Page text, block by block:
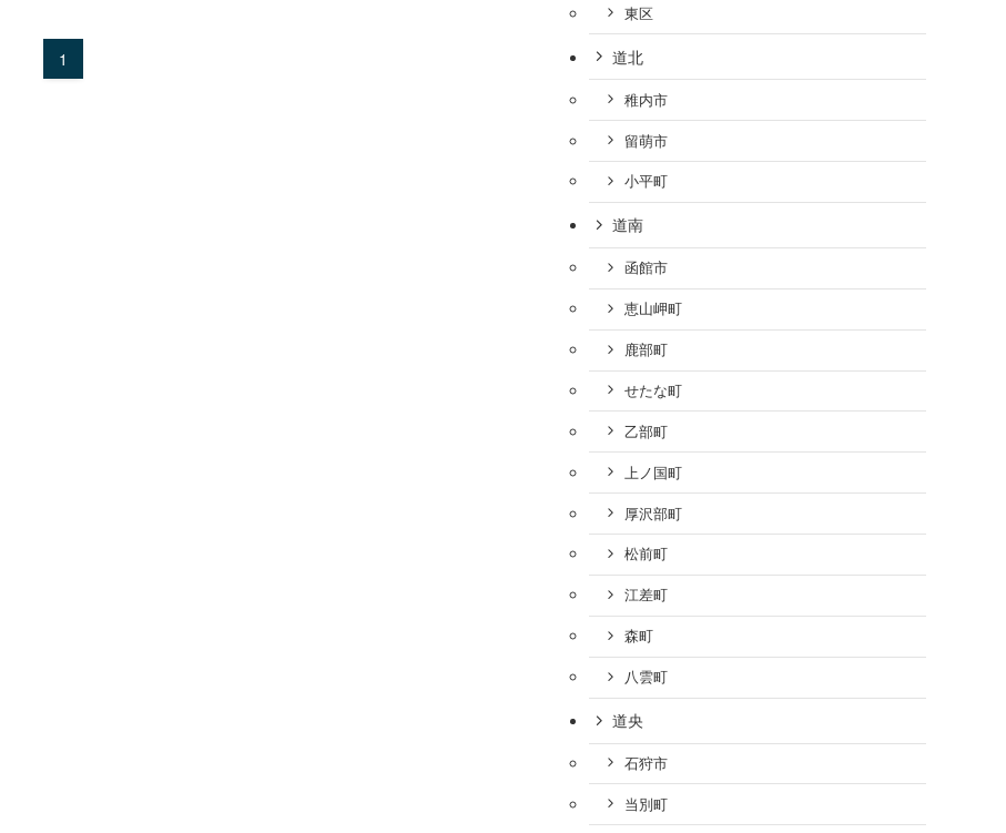
1
東区
道北
稚内市
留萌市
小平町
道南
函館市
恵山岬町
鹿部町
せたな町
乙部町
上ノ国町
厚沢部町
松前町
江差町
森町
八雲町
道央
石狩市
当別町